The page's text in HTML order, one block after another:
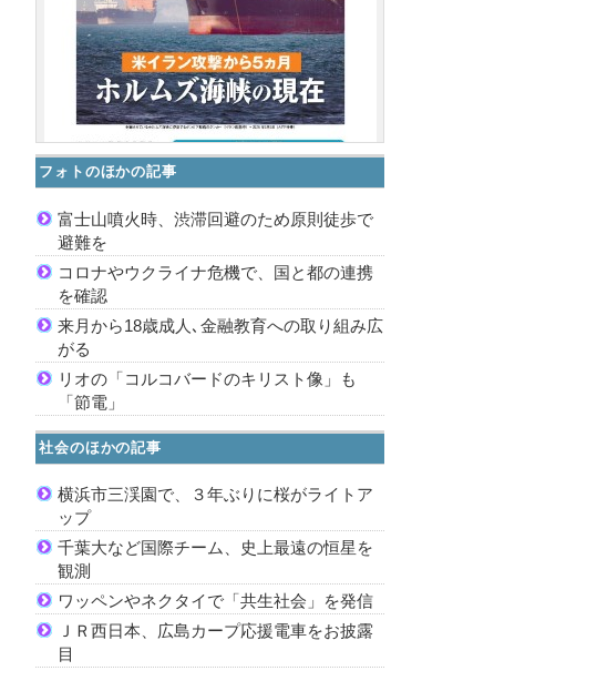
フォトのほかの記事
富士山噴火時、渋滞回避のため原則徒歩で
避難を
コロナやウクライナ危機で、国と都の連携
を確認
来月から18歳成人､金融教育への取り組み広
がる
リオの「コルコバードのキリスト像」も
「節電」
社会のほかの記事
横浜市三渓園で、３年ぶりに桜がライトア
ップ
千葉大など国際チーム、史上最遠の恒星を
観測
ワッペンやネクタイで「共生社会」を発信
ＪＲ西日本、広島カープ応援電車をお披露
目